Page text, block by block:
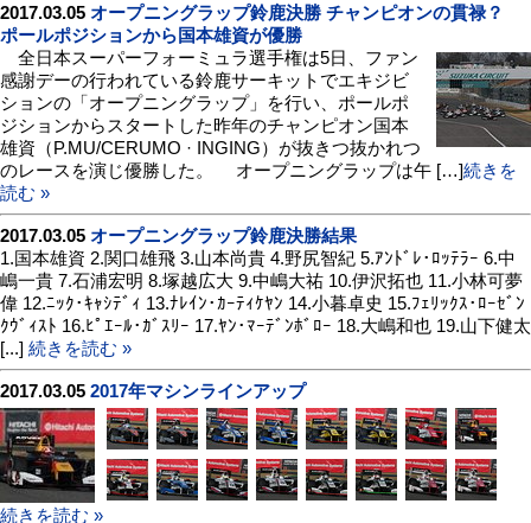
2017.03.05 オープニングラップ鈴鹿決勝 チャンピオンの貫禄？
ポールポジションから国本雄資が優勝
全日本スーパーフォーミュラ選手権は5日、ファン
感謝デーの行われている鈴鹿サーキットでエキジビ
ションの「オープニングラップ」を行い、ポールポ
ジションからスタートした昨年のチャンピオン国本
雄資（P.MU/CERUMO · INGING）が抜きつ抜かれつ
のレースを演じ優勝した。 オープニングラップは午 […]続きを
読む »
2017.03.05 オープニングラップ鈴鹿決勝結果
1.国本雄資 2.関口雄飛 3.山本尚貴 4.野尻智紀 5.ｱﾝﾄﾞﾚ･ﾛｯﾃﾗｰ 6.中
嶋一貴 7.石浦宏明 8.塚越広大 9.中嶋大祐 10.伊沢拓也 11.小林可夢
偉 12.ﾆｯｸ･ｷｬｼﾃﾞｨ 13.ﾅﾚｲﾝ･ｶｰﾃｨｹﾔﾝ 14.小暮卓史 15.ﾌｪﾘｯｸｽ･ﾛｰｾﾞﾝ
ｸｳﾞｨｽﾄ 16.ﾋﾟｴｰﾙ･ｶﾞｽﾘｰ 17.ﾔﾝ･ﾏｰﾃﾞﾝﾎﾞﾛｰ 18.大嶋和也 19.山下健太
[...] 続きを読む »
2017.03.05 2017年マシンラインアップ
続きを読む »